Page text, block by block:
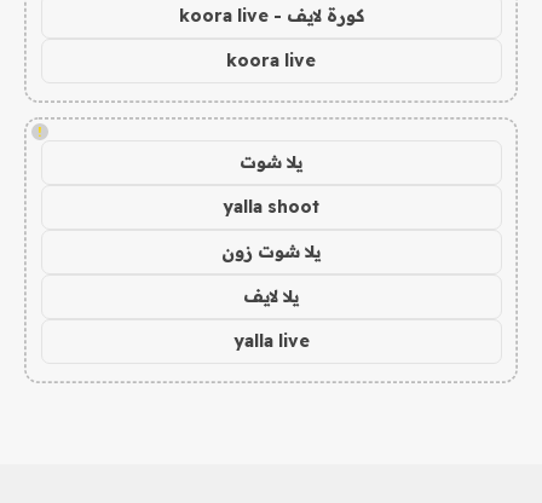
كورة لايف - koora live
koora live
!
يلا شوت
yalla shoot
يلا شوت زون
يلا لايف
yalla live